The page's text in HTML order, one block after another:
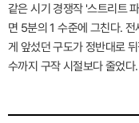
같은 시기 경쟁작 '스트리트
면 5분의 1 수준에 그친다.
게 앞섰던 구도가 정반대로
수까지 구작 시절보다 줄었다.